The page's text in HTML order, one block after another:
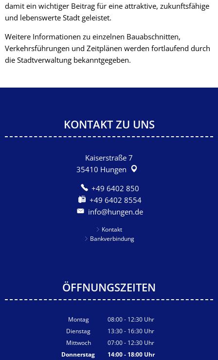
damit ein wichtiger Beitrag für eine attraktive, zukunftsfähige
und lebenswerte Stadt geleistet.
Weitere Informationen zu einzelnen Bauabschnitten,
Verkehrsführungen und Zeitplänen werden fortlaufend durch
die Stadtverwaltung bekanntgegeben.
KONTAKT ZU UNS
Kaiserstraße 7
35410 Hungen
+49 6402 850
+49 6402 8554
info@hungen.de
Kontakt
Bankverbindung
ÖFFNUNGSZEITEN
Montag 08:00- 12:30 Uhr
Von 08:00 bis 12:30 Uhr
Dienstag 13:30- 16:30 Uhr
Von 13:30 bis 16:30 Uhr
Mittwoch 07:00- 12:30 Uhr
Von 07:00 bis 12:30 Uhr
Donnerstag 14:00- 18:00Uhr